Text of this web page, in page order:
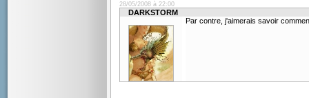
28/05/2008 à 22:00
DARKSTORM
Par contre, j'aimerais savoir